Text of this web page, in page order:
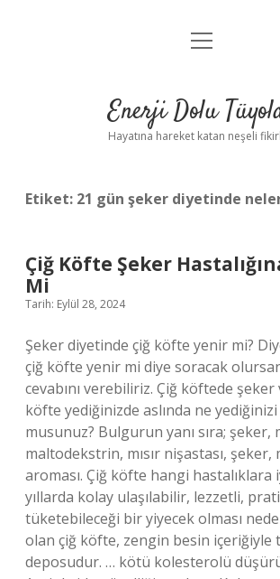
Anasayfa
Yasal Uyarı
menüyü
Enerji Dolu
Hayatına hareket katan neşeli
Etiket: 21 gün şeker diyetinde
Çiğ Köfte Şeker
Mi
Tarih: Eylül 28, 2024
Şeker diyetinde çiğ köfte yenir mi?
çiğ köfte yenir mi diye soracak
cevabını verebiliriz. Çiğ köftede şeker
köfte yediğinizde aslında ne
musunuz? Bulgurun yanı sıra; şeker,
maltodekstrin, mısır nişastası,
aroması. Çiğ köfte hangi hastalıklara
yıllarda kolay ulaşılabilir, lezzetli,
tüketebileceği bir yiyecek olması
olan çiğ köfte, zengin besin içeriğiyle
deposudur. … kötü kolesterolü